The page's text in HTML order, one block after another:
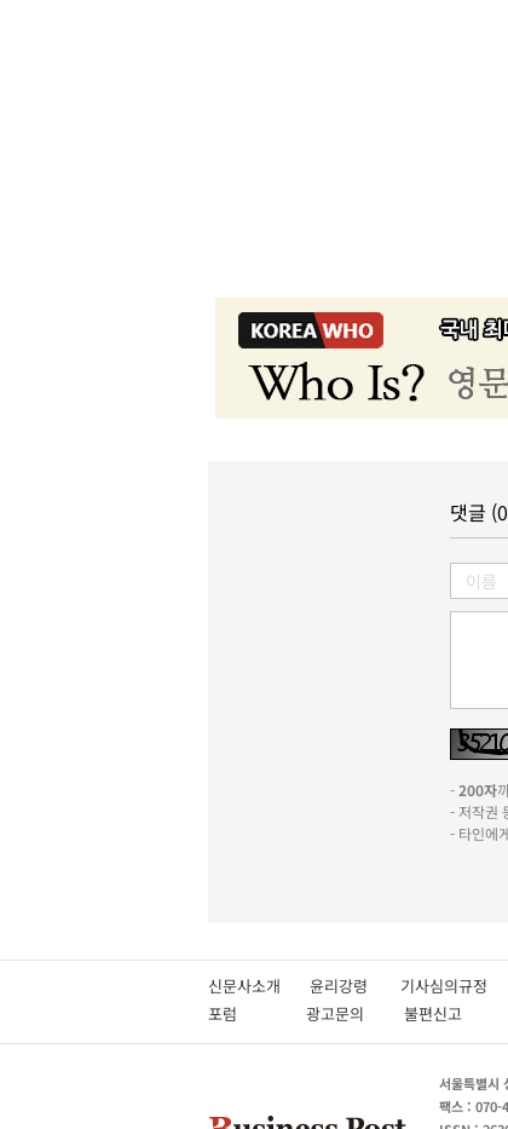
댓글
-200자
- 저작권
- 타인에
신문사소개 윤리강령 기사심의규정
포럼
광고문의 불편신고
서울특별시
팩스 : 070-